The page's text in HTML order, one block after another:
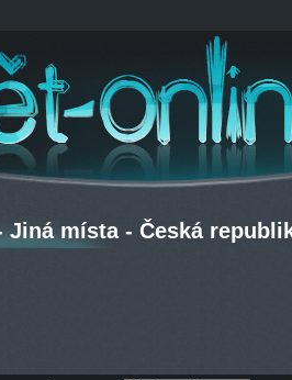
Jiná místa - Česká